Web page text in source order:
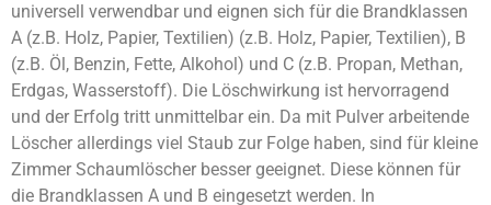
universell verwendbar und eignen sich für die Brandklassen
A (z.B. Holz, Papier, Textilien) (z.B. Holz, Papier, Textilien), B
(z.B. Öl, Benzin, Fette, Alkohol) und C (z.B. Propan, Methan,
Erdgas, Wasserstoff). Die Löschwirkung ist hervorragend
und der Erfolg tritt unmittelbar ein. Da mit Pulver arbeitende
Löscher allerdings viel Staub zur Folge haben, sind für kleine
Zimmer Schaumlöscher besser geeignet. Diese können für
die Brandklassen A und B eingesetzt werden. In